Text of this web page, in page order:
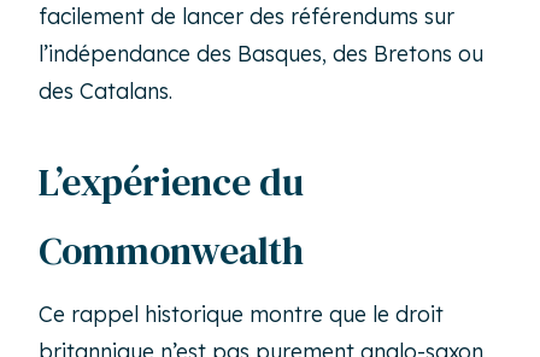
facilement de lancer des référendums sur
l’indépendance des Basques, des Bretons ou
des Catalans.
L’expérience du
Commonwealth
Ce rappel historique montre que le droit
britannique n’est pas purement anglo-saxon